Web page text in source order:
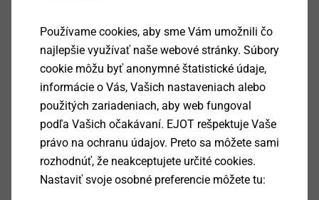
Podrobnosti k výrobku
Oblast použití
Speciální šroub pro upevnění dřeva na ocelové
nosné konstrukce
UpozorněníAby bylo zajištěno spolehlivé oddělení
křidélek, musí být tloušťka materiálu nosné konstrukce
alespoň 2,5 mm
Používame cookies, aby sme Vám umožnili čo
najlepšie využívať naše webové stránky. Súbory
cookie môžu byť anonymné štatistické údaje,
informácie o Vás, Vašich nastaveniach alebo
použitých zariadeniach, aby web fungoval
podľa Vašich očakávaní. EJOT rešpektuje Vaše
právo na ochranu údajov. Preto sa môžete sami
rozhodnúť, že neakceptujete určité cookies.
Nastaviť svoje osobné preferencie môžete tu: